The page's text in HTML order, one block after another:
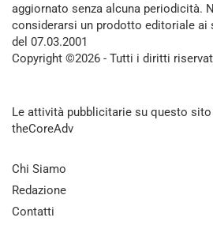
aggiornato senza alcuna periodicità.
considerarsi un prodotto editoriale ai
del 07.03.2001
Copyright ©2026 - Tutti i diritti
Le attività pubblicitarie su questo
theCoreAdv
Chi Siamo
Redazione
Contatti